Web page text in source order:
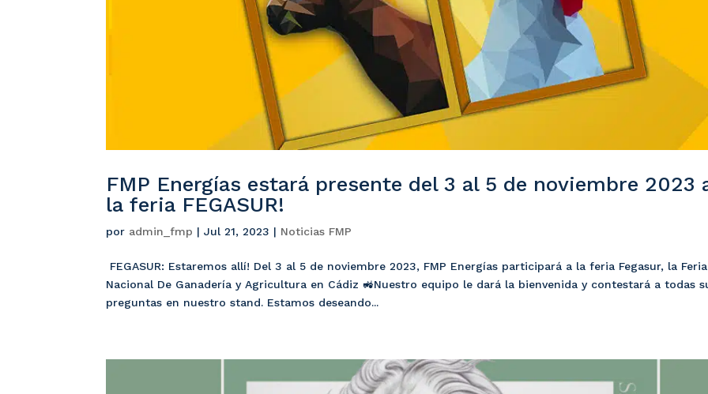
FMP Energías estará presente del 3 al 5 de noviembre 2023
la feria FEGASUR!
por admin_fmp |Jul 21, 2023 | Noticias FMP
FEGASUR: Estaremos allí! Del 3 al 5 de noviembre 2023, FMP Energías participará a la feria Fegasur, la Feria
Nacional De Ganadería y Agricultura en Cádiz 🚜Nuestro equipo le dará la bienvenida y contestará a todas
preguntas en nuestro stand. Estamos deseando...